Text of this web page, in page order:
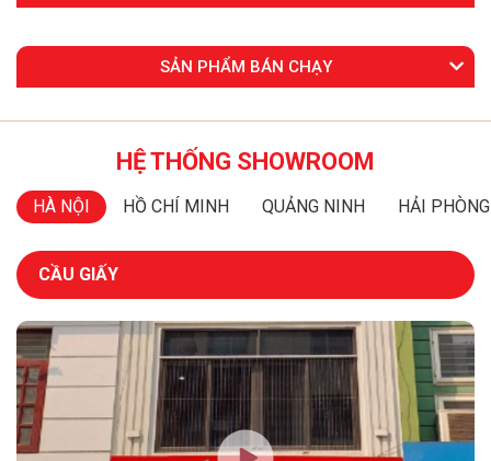
SẢN PHẨM BÁN CHẠY
HỆ THỐNG SHOWROOM
HÀ NỘI HỒ CHÍ MINH QUẢNG NINH HẢI PHÒNG
CẦU GIẤY